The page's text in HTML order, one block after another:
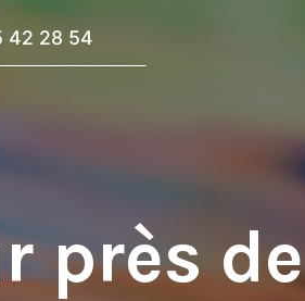
42 28 54
près de